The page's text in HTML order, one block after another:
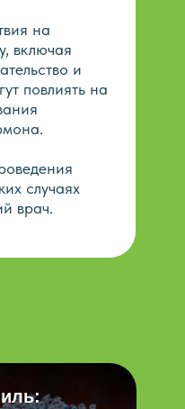
на
включая
и
повлиять на
случаях
врач.